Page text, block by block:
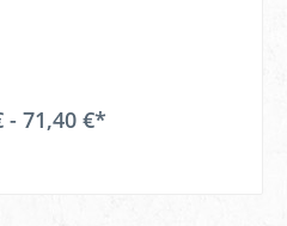
- 71,40 €*